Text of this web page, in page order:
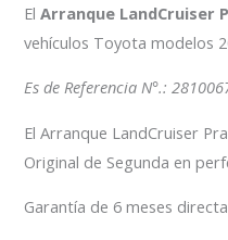
ElArranque LandCruiser
vehículos Toyota modelos
Es de Referencia N°.:
El Arranque LandCruiser
Original de Segunda en
Garantía de 6 meses